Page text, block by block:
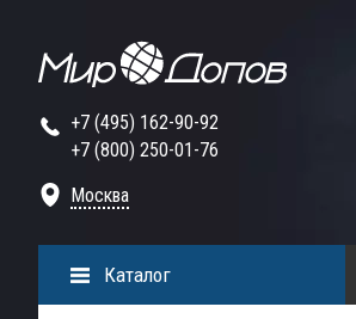
+7 (495) 162-90-92
+7 (800) 250-01-76
Москва
Каталог